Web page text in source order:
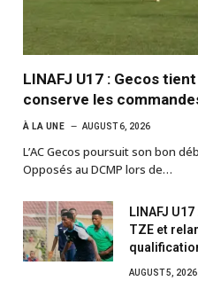
LINAFJ U17 : Gecos
conserve les
À LA UNE AUGUST 6, 2026
L’AC Gecos poursuit son bon
Opposés au DCMP lors de…
LINAFJ U17
TZE et
AUGUST 5, 2026